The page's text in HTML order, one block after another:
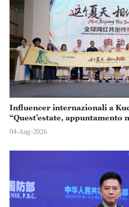
Influencer internazionali a
“Quest’estate, appuntamento
04-Aug-2026